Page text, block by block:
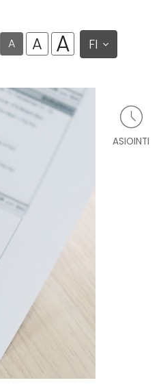
A A A FI
ASIOINTI